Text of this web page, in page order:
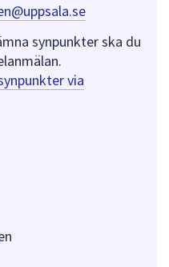
synpunkter ska du
via